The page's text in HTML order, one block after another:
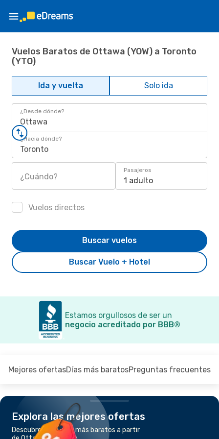
Vuelos Baratos de Ottawa (YOW) a Toronto
(YTO)
Ida y vuelta Solo ida
¿Desde dónde?
Ottawa
¿Hacia dónde?
Toronto
¿Cuándo?
Pasajeros
1 adulto
Vuelos directos
Buscar Vuelo + Hotel
Buscar vuelos
Estamos orgullosos de ser un
negocio acreditado por BBB®
Mejores ofertasDías más baratosPreguntas frecuentes
Explora las mejores ofertas
Descubre los vuelos más baratos a partir